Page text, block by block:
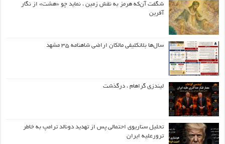
شگفت آن‌که هرمز به نقش زمین ، نماید چو «هشت» از نگار
آفرین
سال‌ها بلاتکلیفی مالکان اراضی شاهنامه ۳۵ مشهد
لیندزی گراهام ، درگذشت
تحلیل سناریوی احتمالی پس از تهدید دونالد ترامپ به خاطر
ترورعلیه ایران